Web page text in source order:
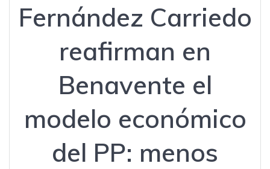
Fernández Carriedo
reafirman en
Benavente el
modelo económico
del PP: menos